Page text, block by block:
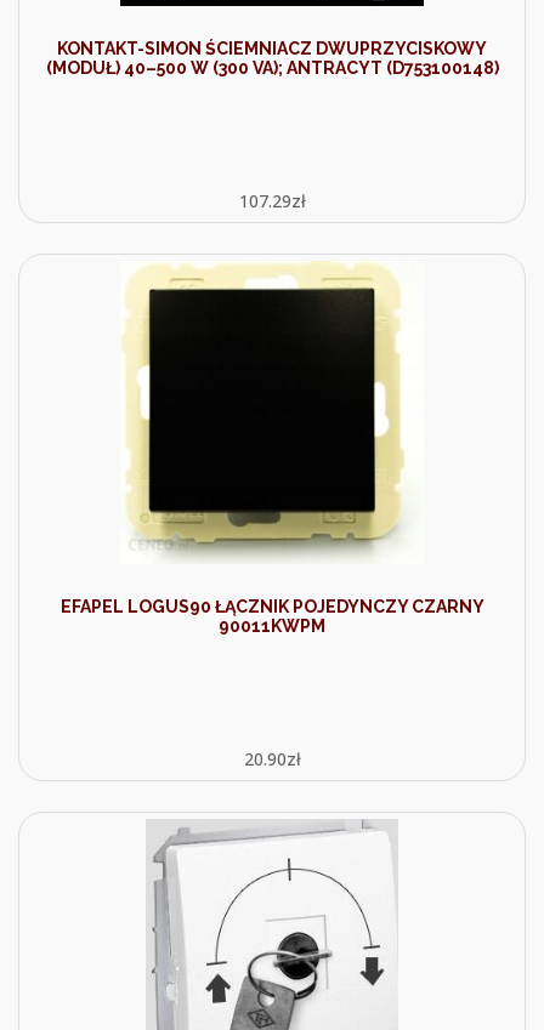
KONTAKT-SIMON ŚCIEMNIACZ DWUPRZYCISKOWY
(MODUŁ) 40–500 W (300 VA); ANTRACYT (D753100148)
107.29zł
EFAPEL LOGUS90 ŁĄCZNIK POJEDYNCZY CZARNY
90011KWPM
20.90zł